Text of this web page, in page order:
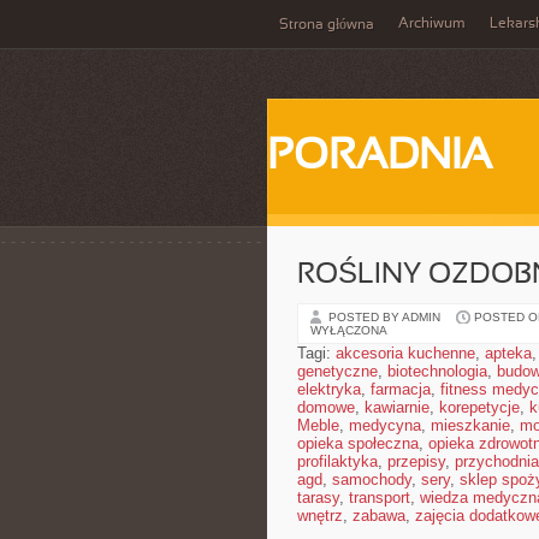
Strona główna Archiwum
PORADNIA
ROŚLINY
POSTED BY ADMIN POSTED
WYŁĄCZONA
Tagi: akcesoria kuchenne, apteka,
genetyczne, biotechnologia,
elektryka, farmacja, fitness
domowe, kawiarnie, korepetycje,
Meble, medycyna, mieszkanie,
opieka społeczna, opieka
profilaktyka, przepisy, przychodnia
agd, samochody, sery, sklep
tarasy, transport, wiedza
wnętrz, zabawa, zajęcia